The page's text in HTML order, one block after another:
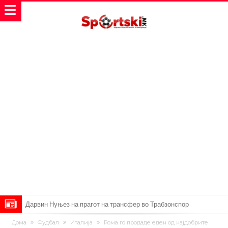
Дарвин Нуњез на прагот на трансфер во Трабзонспор
Тикет на денот (понеделник, 10.08.2026)
Дома Фудбал Италија
Рома го продаде еден од најдобрите